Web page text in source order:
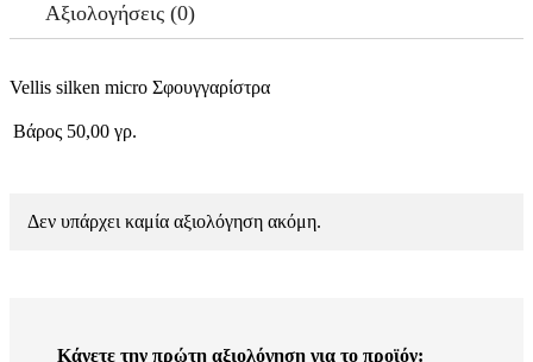
Αξιολογήσεις (0)
Vellis silken micro Σφουγγαρίστρα
Βάρος 50,00 γρ.
Δεν υπάρχει καμία αξιολόγηση ακόμη.
Κάνετε την πρώτη αξιολόγηση για το προϊόν: